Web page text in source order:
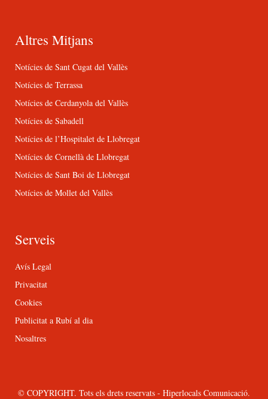
Altres Mitjans
Notícies de Sant Cugat del Vallès
Notícies de Terrassa
Notícies de Cerdanyola del Vallès
Notícies de Sabadell
Notícies de l’Hospitalet de Llobregat
Notícies de Cornellà de Llobregat
Notícies de Sant Boi de Llobregat
Notícies de Mollet del Vallès
Serveis
Avís Legal
Privacitat
Cookies
Publicitat a Rubí al dia
Nosaltres
© COPYRIGHT. Tots els drets reservats - Hiperlocals Comunicació.